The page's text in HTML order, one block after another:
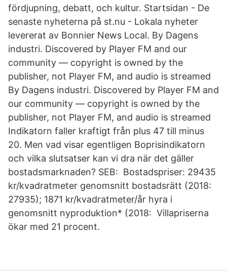
fördjupning, debatt, och kultur. Startsidan - De
senaste nyheterna på st.nu - Lokala nyheter
levererat av Bonnier News Local. By Dagens
industri. Discovered by Player FM and our
community — copyright is owned by the
publisher, not Player FM, and audio is streamed
By Dagens industri. Discovered by Player FM and
our community — copyright is owned by the
publisher, not Player FM, and audio is streamed
Indikatorn faller kraftigt från plus 47 till minus
20. Men vad visar egentligen Boprisindikatorn
och vilka slutsatser kan vi dra när det gäller
bostadsmarknaden? SEB: Bostadspriser: 29435
kr/kvadratmeter genomsnitt bostadsrätt (2018:
27935); 1871 kr/kvadratmeter/år hyra i
genomsnitt nyproduktion* (2018: Villapriserna
ökar med 21 procent.